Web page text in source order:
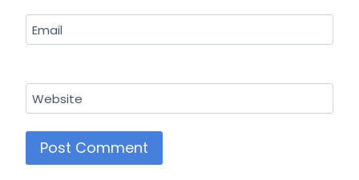
Email
Website